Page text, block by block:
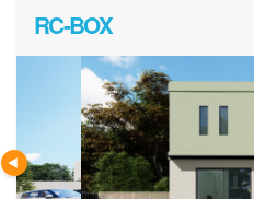
RC-BOX